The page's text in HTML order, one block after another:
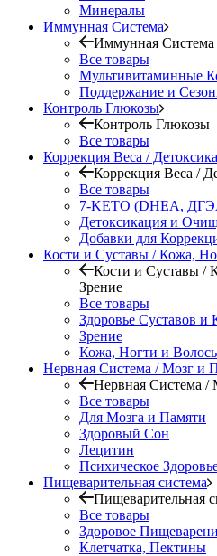
Минералы
Иммунная Система
Иммунная Система
Все товары
Мультивитаминные
Поддержание и
Контроль Глюкозы
Контроль Глюкозы
Все товары
Коррекция Веса /
Коррекция Веса /
Все товары
7-KETO (DHEA,
Детоксикация и
Добавки для
Кости и Суставы / Кожа,
Кости и Суставы /
Зрение
Все товары
Здоровье Суставов и
Зрение
Кожа, Ногти и
Нервная Система / Мозг и
Нервная Система /
Все товары
Для Мозга и Памяти
Здоровый Сон
Лецитин
Психическое
Пищеварительная система
Пищеварительная
Все товары
Здоровое
Клетчатка, Пектины